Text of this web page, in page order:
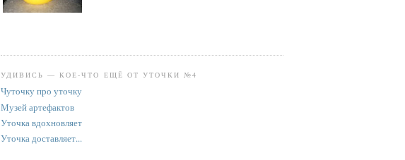
УДИВИСЬ — КОЕ-ЧТО ЕЩЁ ОТ УТОЧКИ №4
Чуточку про уточку
Музей артефактов
Уточка вдохновляет
Уточка доставляет...